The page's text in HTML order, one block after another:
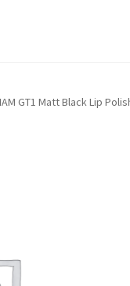
GT1 Matt Black Lip